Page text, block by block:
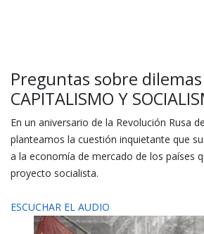
Preguntas sobre
CAPITALISMO Y
En un aniversario de la Revolución Rusa
planteamos la cuestión inquietante que
a la economía de mercado de los países
proyecto socialista.
ESCUCHAR EL AUDIO